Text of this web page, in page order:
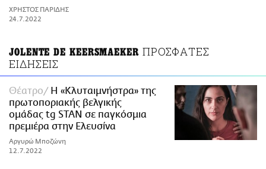
ΧΡΗΣΤΟΣ ΠΑΡΙΔΗΣ
24.7.2022
JOLENTE DE KEERSMAEKER ΠΡΟΣΦΑΤΕΣ
ΕΙΔΗΣΕΙΣ
Θέατρο
Η «Κλυταιμνήστρα» της
πρωτοποριακής βελγικής
ομάδας tg STAN σε παγκόσμια
πρεμιέρα στην Ελευσίνα
Αργυρώ Μποζώνη
12.7.2022